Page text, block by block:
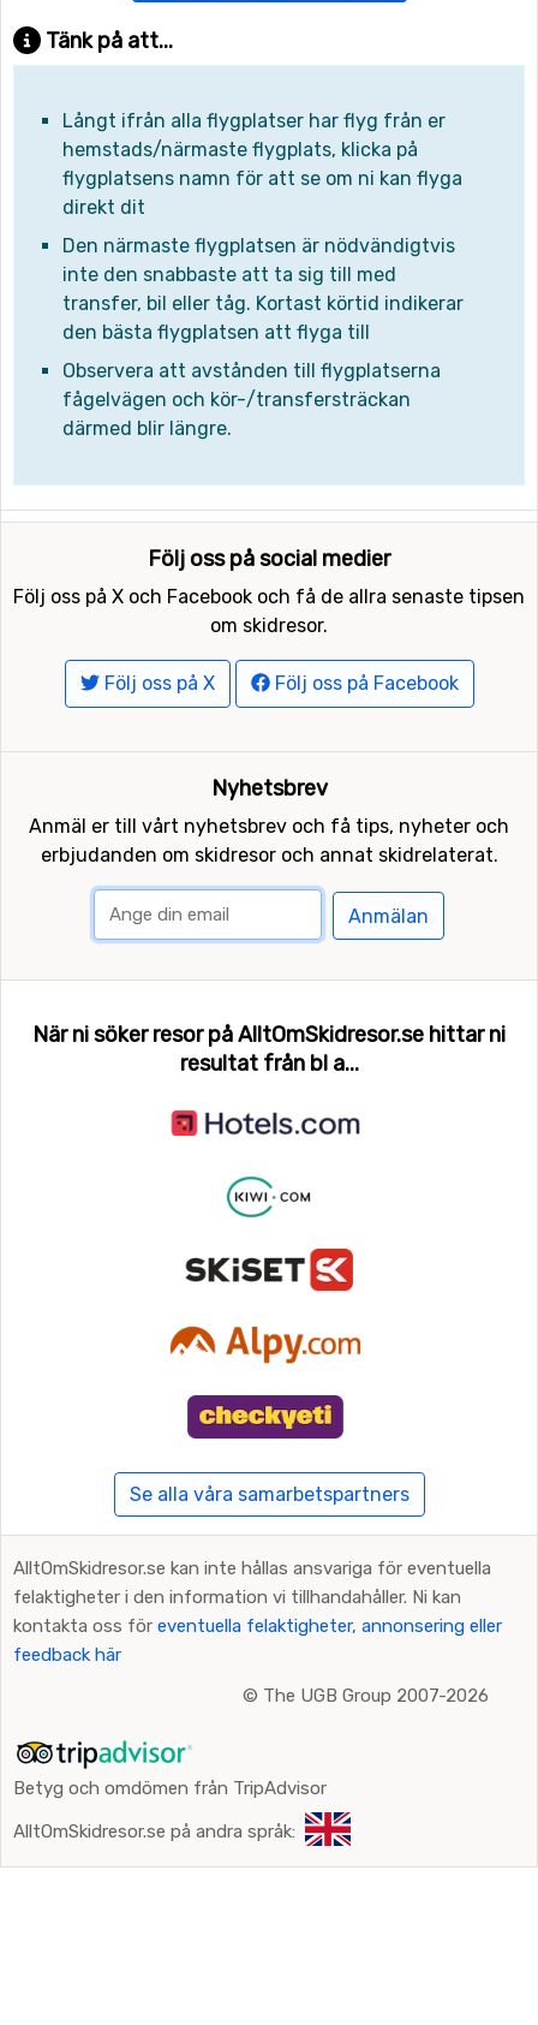
Tänk på att...
Långt ifrån alla flygplatser har flyg från er
hemstads/närmaste flygplats, klicka på
flygplatsens namn för att se om ni kan flyga
direkt dit
Den närmaste flygplatsen är nödvändigtvis
inte den snabbaste att ta sig till med
transfer, bil eller tåg. Kortast körtid indikerar
den bästa flygplatsen att flyga till
Observera att avstånden till flygplatserna
fågelvägen och kör-/transfersträckan
därmed blir längre.
Följ oss på social medier
Följ oss på X och Facebook och få de allra senaste tipsen
om skidresor.
Följ oss på X Följ oss på Facebook
Nyhetsbrev
Anmäl er till vårt nyhetsbrev och få tips, nyheter och
erbjudanden om skidresor och annat skidrelaterat.
Anmälan
När ni söker resor på AlltOmSkidresor.se hittar ni
resultat från bl a...
Se alla våra samarbetspartners
AlltOmSkidresor.se kan inte hållas ansvariga för eventuella
felaktigheter i den information vi tillhandahåller. Ni kan
kontakta oss för eventuella felaktigheter, annonsering eller
feedback här
© The UGB Group 2007-2026
Betyg och omdömen från TripAdvisor
AlltOmSkidresor.se på andra språk: